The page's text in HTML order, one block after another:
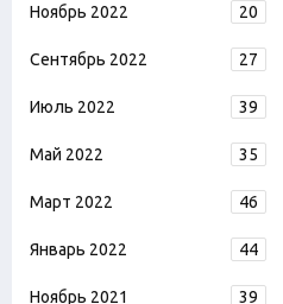
Ноябрь 2022 20
Сентябрь 2022 27
Июль 2022 39
Май 2022 35
Март 2022 46
Январь 2022 44
Ноябрь 2021 39